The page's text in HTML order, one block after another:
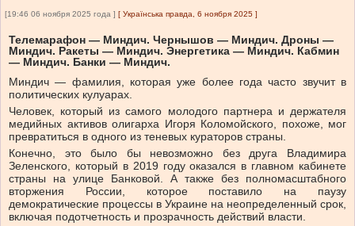
[19:46 06 ноября 2025 года ] [ Українська правда, 6 ноября 2025 ]
Телемарафон — Миндич. Чернышов — Миндич. Дроны —
Миндич. Ракеты — Миндич. Энергетика — Миндич. Кабмин
— Миндич. Банки — Миндич.
Миндич — фамилия, которая уже более года часто звучит в
политических кулуарах.
Человек, который из самого молодого партнера и держателя
медийных активов олигарха Игоря Коломойского, похоже, мог
превратиться в одного из теневых кураторов страны.
Конечно, это было бы невозможно без друга Владимира
Зеленского, который в 2019 году оказался в главном кабинете
страны на улице Банковой. А также без полномасштабного
вторжения России, которое поставило на паузу
демократические процессы в Украине на неопределенный срок,
включая подотчетность и прозрачность действий власти.